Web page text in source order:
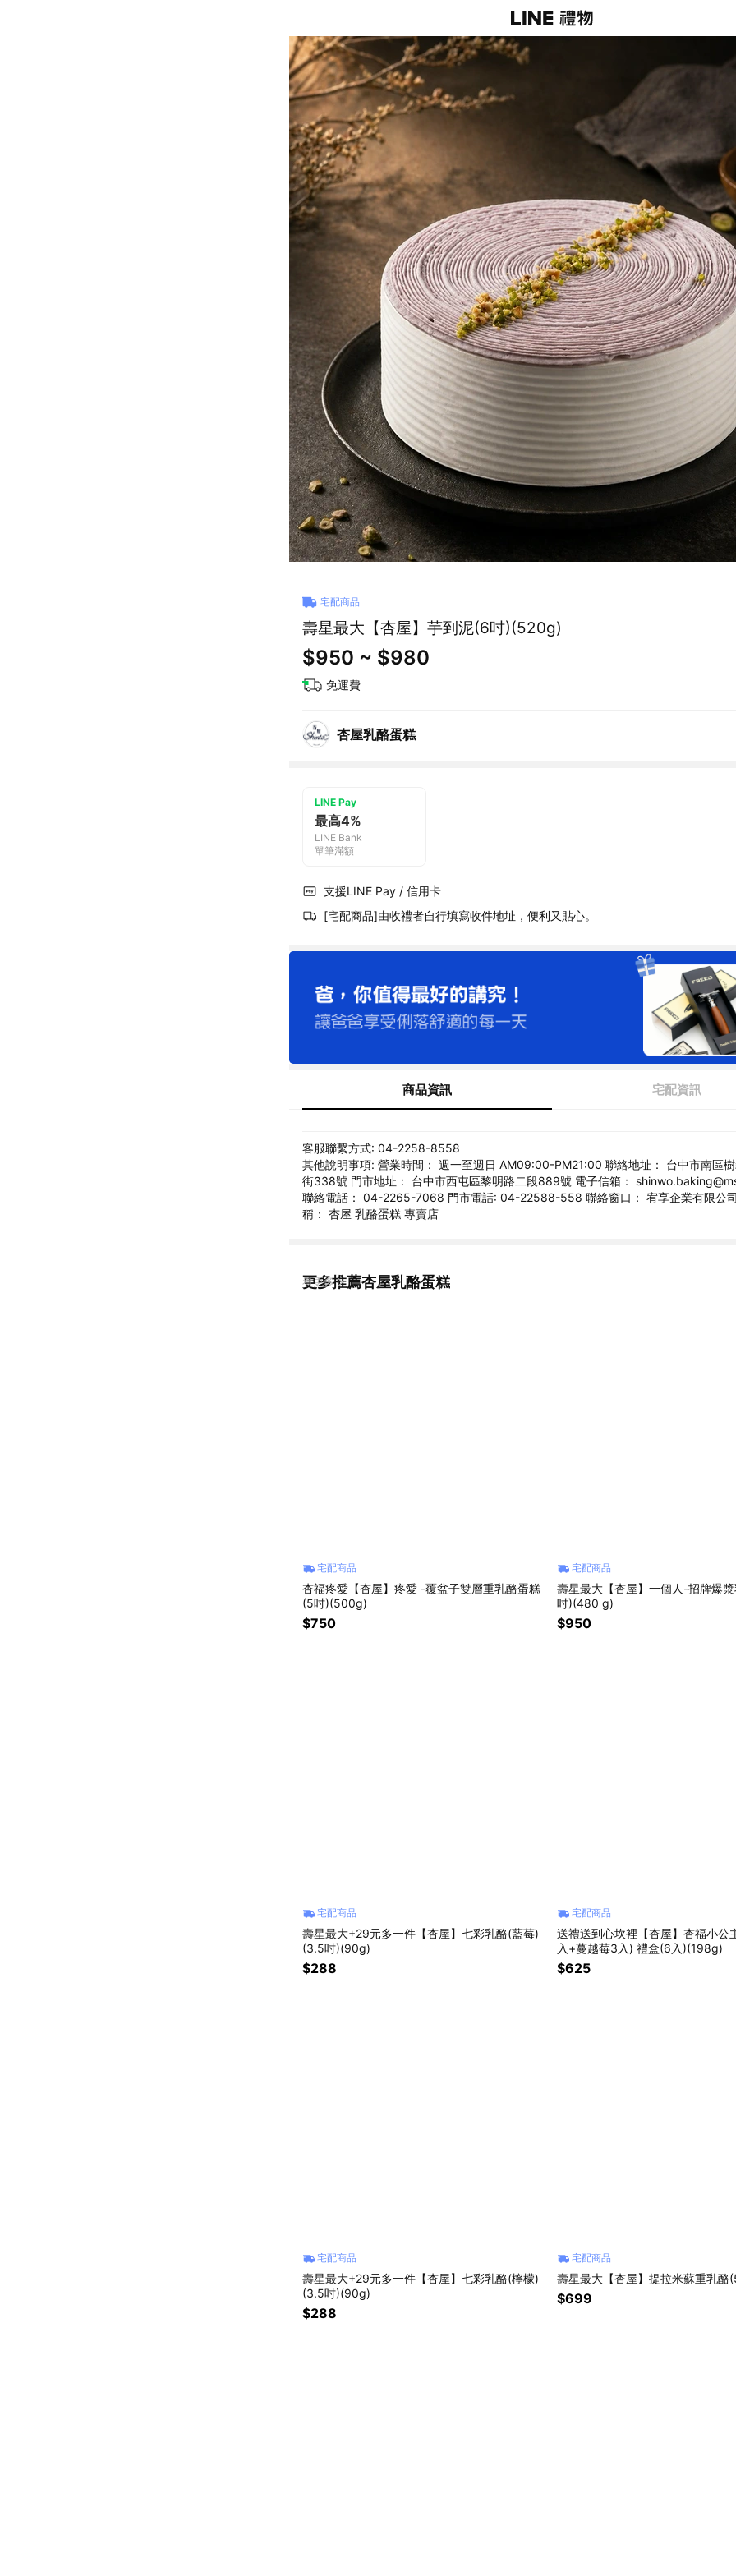
宅配商品
壽星最大【杏屋】芋到泥(6吋)(520g)
$950 ~ $980
免運費
杏屋乳酪蛋糕
LINE Pay
最高4%
LINE Bank
單筆滿額
支援LINE Pay / 信用卡
[宅配商品]由收禮者自行填寫收件地址，便利又貼心。
商品資訊 宅配資訊
客服聯繫方式: 04-2258-8558
其他說明事項: 營業時間： 週一至週日 AM09:00-PM21:00 聯絡地址： 台中市南區
街338號 門市地址： 台中市西屯區黎明路二段889號 電子信箱：
聯絡電話： 04-2265-7068 門市電話: 04-22588-558 聯絡窗口： 宥享企業有限公
稱： 杏屋 乳酪蛋糕 專賣店
更多推薦杏屋乳酪蛋糕
看更多
宅配商品
杏福疼愛【杏屋】疼愛 -覆盆子雙層重乳酪蛋糕
(5吋)(500g)
$750
宅配商品
壽星最大【杏屋】一個人-招牌爆
吋)(480 g)
$950
宅配商品
壽星最大+29元多一件【杏屋】七彩乳酪(藍莓)
(3.5吋)(90g)
$288
宅配商品
送禮送到心坎裡【杏屋】杏福小公
入+蔓越莓3入) 禮盒(6入)(198g)
$625
宅配商品
壽星最大+29元多一件【杏屋】七彩乳酪(檸檬)
(3.5吋)(90g)
$288
宅配商品
壽星最大【杏屋】提拉米蘇重乳
$699